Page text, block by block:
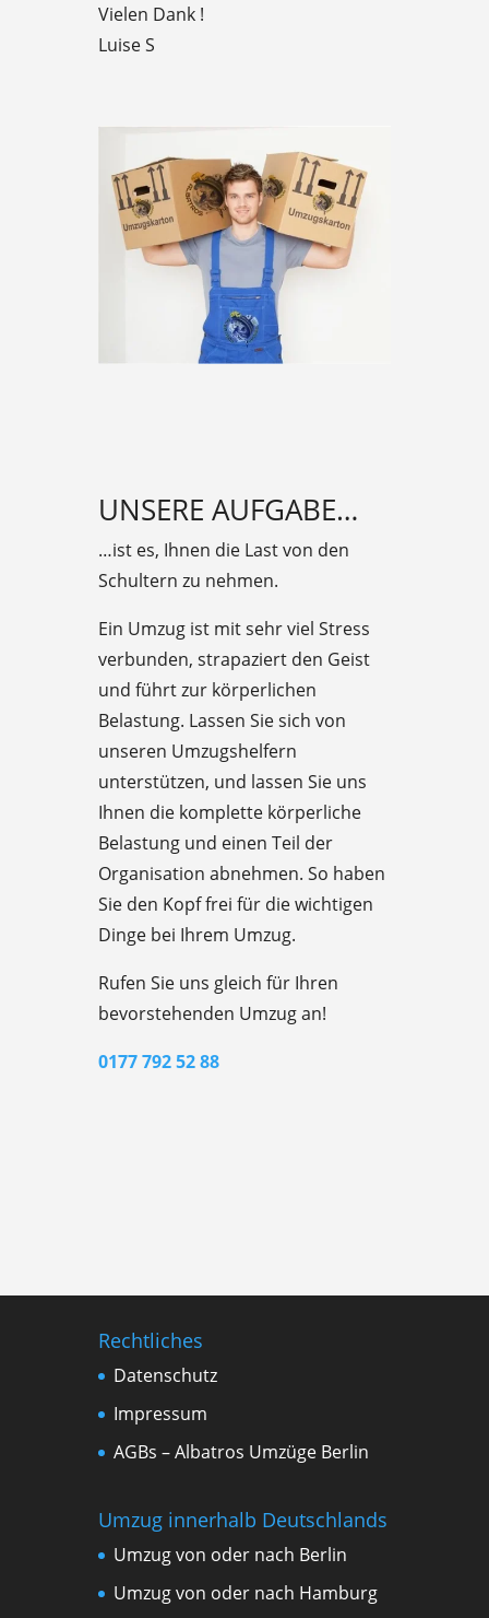
Vielen Dank !
Luise S
UNSERE AUFGABE…
…ist es, Ihnen die Last von den
Schultern zu nehmen.
Ein Umzug ist mit sehr viel Stress
verbunden, strapaziert den Geist
und führt zur körperlichen
Belastung. Lassen Sie sich von
unseren Umzugshelfern
unterstützen, und lassen Sie uns
Ihnen die komplette körperliche
Belastung und einen Teil der
Organisation abnehmen. So haben
Sie den Kopf frei für die wichtigen
Dinge bei Ihrem Umzug.
Rufen Sie uns gleich für Ihren
bevorstehenden Umzug an!
0177 792 52 88
Rechtliches
Datenschutz
Impressum
AGBs – Albatros Umzüge Berlin
Umzug innerhalb Deutschlands
Umzug von oder nach Berlin
Umzug von oder nach Hamburg